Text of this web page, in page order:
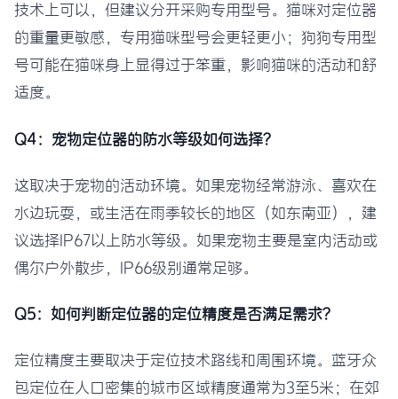
技术上可以，但建议分开采购专用型号。猫咪对定位器
的重量更敏感，专用猫咪型号会更轻更小；狗狗专用型
号可能在猫咪身上显得过于笨重，影响猫咪的活动和舒
适度。
Q4：宠物定位器的防水等级如何选择？
这取决于宠物的活动环境。如果宠物经常游泳、喜欢在
水边玩耍，或生活在雨季较长的地区（如东南亚），建
议选择IP67以上防水等级。如果宠物主要是室内活动或
偶尔户外散步，IP66级别通常足够。
Q5：如何判断定位器的定位精度是否满足需求？
定位精度主要取决于定位技术路线和周围环境。蓝牙众
包定位在人口密集的城市区域精度通常为3至5米；在郊